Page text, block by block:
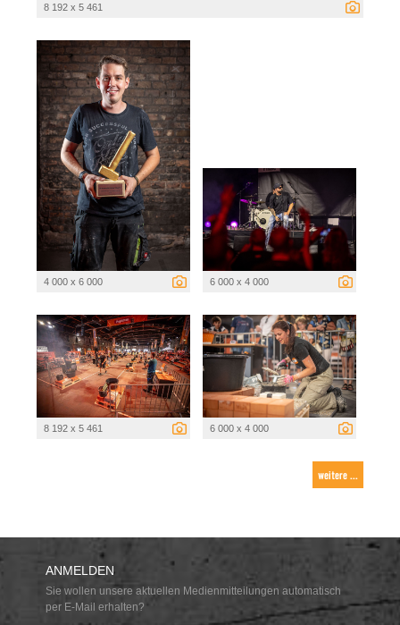
8 192 x 5 461
4 000 x 6 000 6 000 x 4 000
8 192 x 5 461 6 000 x 4 000
weitere ...
ANMELDEN
Sie wollen unsere aktuellen Medienmitteilungen automatisch
per E-Mail erhalten?